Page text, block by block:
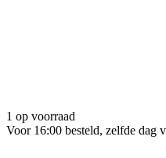
1 op voorraad
Voor 16:00 besteld, zelfde dag